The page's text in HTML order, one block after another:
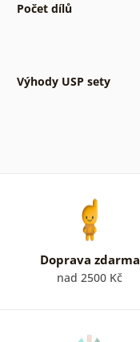
Počet dílů
Výhody USP sety
Doprava zdarma
nad 2500 Kč